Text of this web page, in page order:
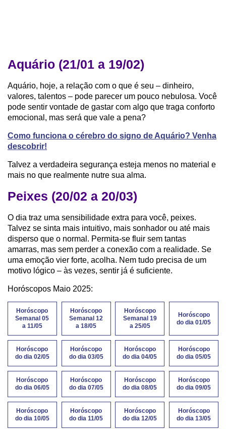
Aquário (21/01 a 19/02)
Aquário, hoje, a relação com o que é seu – dinheiro,
valores, talentos – pode parecer um pouco nebulosa. Você
pode sentir vontade de gastar com algo que traga conforto
emocional, mas será que vale a pena?
Como funciona o cérebro do signo de Aquário? Venha
descobrir!
Talvez a verdadeira segurança esteja menos no material e
mais no que realmente nutre sua alma.
Peixes (20/02 a 20/03)
O dia traz uma sensibilidade extra para você, peixes.
Talvez se sinta mais intuitivo, mais sonhador ou até mais
disperso que o normal. Permita-se fluir sem tantas
amarras, mas sem perder a conexão com a realidade. Se
uma emoção vier forte, acolha. Nem tudo precisa de um
motivo lógico – às vezes, sentir já é suficiente.
Horóscopos Maio 2025:
Horóscopo
Semanal 05
a 11/05
Horóscopo
Semanal 12
a 18/05
Horóscopo
Semanal 19
a 25/05
Horóscopo
do dia 01/05
Horóscopo
do dia 02/05
Horóscopo
do dia 03/05
Horóscopo
do dia 04/05
Horóscopo
do dia 05/05
Horóscopo
do dia 06/05
Horóscopo
do dia 07/05
Horóscopo
do dia 08/05
Horóscopo
do dia 09/05
Horóscopo
do dia 10/05
Horóscopo
do dia 11/05
Horóscopo
do dia 12/05
Horóscopo
do dia 13/05